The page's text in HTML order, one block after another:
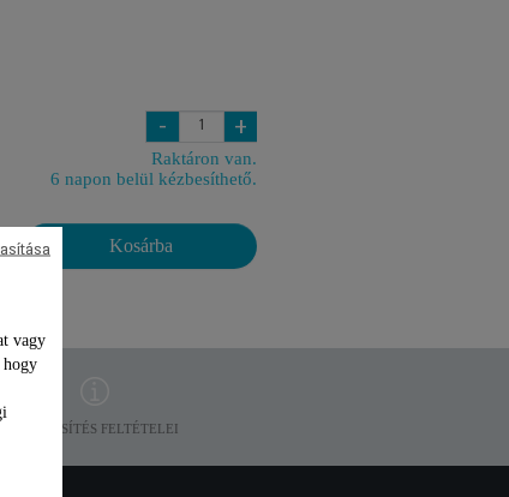
- +
Raktáron van.
6 napon belül kézbesíthető.
Kosárba
ÉRTÉKESÍTÉS FELTÉTELEI
vagy
, hogy